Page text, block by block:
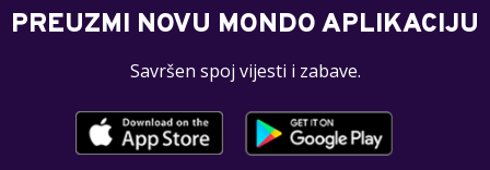
PREUZMI NOVU MONDO APLIKACIJU
Savršen spoj vijesti i zabave.